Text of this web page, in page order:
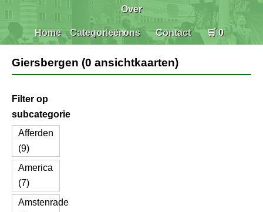
Home Categorieën
Over
ons Contact 🛒 0
Giersbergen (0 ansichtkaarten)
Filter op
subcategorie
Afferden
(9)
America
(7)
Amstenrade